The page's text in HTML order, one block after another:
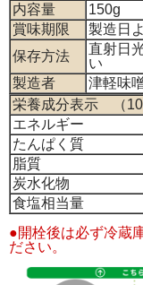
内容量
150g
賞味期限
製造日
保存方法
直射日
い
製造者
津軽味
栄養成分表示 （
エネルギー
たんぱく質
脂質
炭水化物
食塩相当量
●開栓後は必ず冷蔵
ださい。